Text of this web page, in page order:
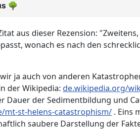
🌳
aus dieser Rezension:
wonach es nach den
ja auch von anderen
der Wikipedia: de.wikipedia.org/
Dauer der Sedimentbildung und
mt-st-helens-catastrophism/ . Eins
saubere Darstellung der